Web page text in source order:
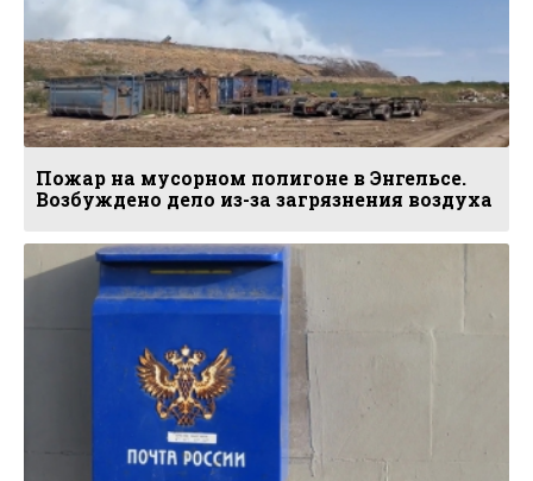
Пожар на мусорном полигоне в Энгельсе.
Возбуждено дело из-за загрязнения воздуха